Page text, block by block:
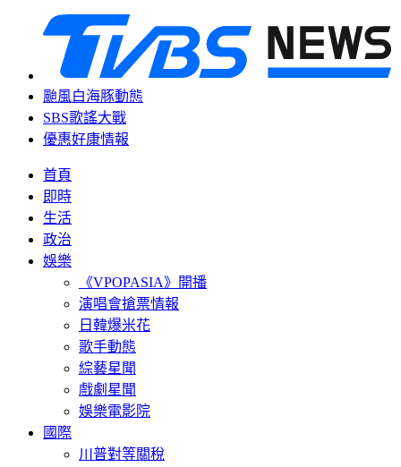
颱風白海豚動態
SBS歌謠大戰
優惠好康情報
首頁
即時
生活
政治
娛樂
《VPOPASIA》開播
演唱會搶票情報
日韓爆米花
歌手動態
綜藝星聞
戲劇星聞
娛樂電影院
國際
川普對等關稅